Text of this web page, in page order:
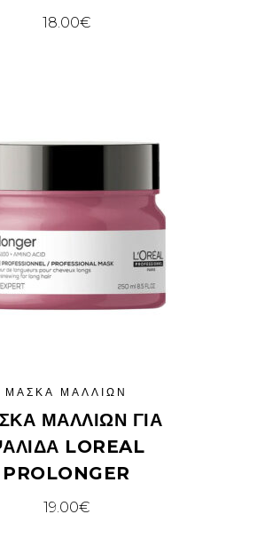
18.00€
ΜΆΣΚΑ ΜΑΛΛΙΏΝ
ΜΑΛΛΙΏΝ ΓΙΑ
LOREAL
PROLONGER
19.00€